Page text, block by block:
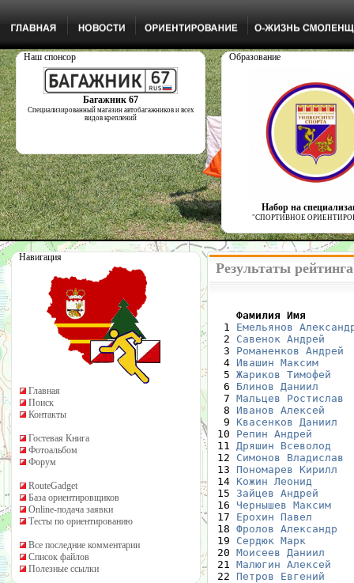
Наш спонсор
Багажник 67
Специализированный магазин автобагажников и всех
видов креплений
Образование
Набор на
"СПОРТИВНОЕ
Навигация
Главная
Поиск
Контакты
Гостевая Книга
Фотоальбом
Форум
RouteGadget
База ориентировщиков
Online-подача заявки
Тесты по ориентированию
Все последние комментарии
Список файлов
Полезные ссылки
Результаты
1 Емельянов
  2
Савенок Андрей
  3
Романенков Андрей
  4
Ивашин Максим
  5
Жариков Тимофей
  6
Блинов Даниил
  7
Мальцев Ростислав
  8
Иванов Алексей
  9
Квасенков Даниил
10 Репин Андрей
11 Дряшин Всеволод
12 Симонов Владислав
13 Пономарев Кирилл
14 Кожин Леонид
15 Зайцев Андрей
16 Чернышев Максим
17 Ерохин Павел
18 Фролов Александр
19 Сердюк Марк
20 Моисеев Даниил
21 Малюгин Алексей
22 Петров Евгений